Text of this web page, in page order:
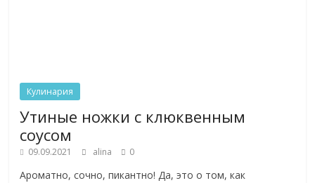
Кулинария
Утиные ножки с клюквенным
соусом
09.09.2021 alina 0
Ароматно, сочно, пикантно! Да, это о том, как